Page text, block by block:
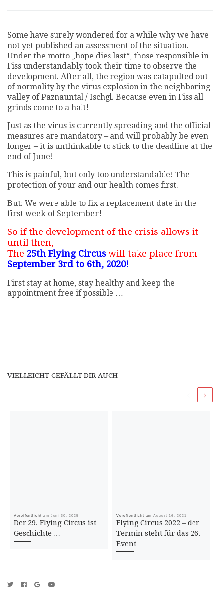
Some have surely wondered for a while why we have
not yet published an assessment of the situation.
Under the motto „hope dies last“, those responsible in
Fiss understandably took their time to observe the
development. After all, the region was catapulted out
of normality by the virus explosion in the neighboring
valley of Paznauntal / Ischgl. Because even in Fiss all
grinds come to a halt!
Just as the virus is currently spreading and the official
measures are mandatory – and will probably be even
longer – it is unthinkable to stick to the deadline at the
end of June!
This is painful, but only too understandable! The
protection of your and our health comes first.
But: We were able to fix a replacement date in the
first week of September!
So if the development of the crisis allows it
until then,
The 25th Flying Circuswill take place from
September 3rd to 6th, 2020!
First stay at home, stay healthy and keep the
appointment free if possible …
VIELLEICHT GEFÄLLT DIR AUCH
Veröffentlicht am Juni 30, 2025
Der 29. Flying Circus ist
Geschichte …
Veröffentlicht am August 16, 2021
Flying Circus 2022 – der
Termin steht für das 26.
Event